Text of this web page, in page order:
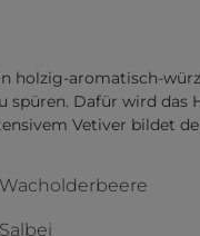
holzig-aromatisch-
spüren. Dafür wird
Vetiver bildet
Wacholderbeere
Salbei